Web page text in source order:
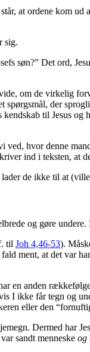
at ordene kom
sig.
søn?” Det ord,
om de virkelig
der
til Jesus og
hvor denne
ind i teksten, at
de ikke til at
og gøre
til Joh 4,46-53).
ment, at det var
en anden
I ikke får tegn og
eller den
Dermed har
sandt menneske og